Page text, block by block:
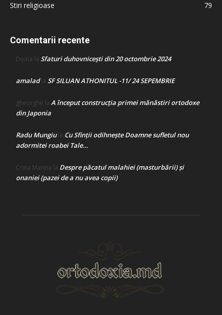
Stiri religioase
79
Comentarii recente
Doina la Sfaturi duhovnicești din 20 octombrie 2024
amaladla SF SILUAN ATHONITUL -11/ 24 SEPEMBRIE
gheorghe la A început construcţia primei mănăstiri ortodoxe
din Japonia
Radu Mungiula Cu Sfinții odihnește Doamne sufletul nou
adormitei roabei Tale…
Crina Marina la Despre păcatul malahiei (masturbării) şi
onaniei (pazei de a nu avea copii)